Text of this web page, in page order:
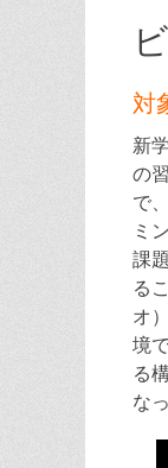
ン
メ
ニ
ュ
ー
対
新
の
で
ミ
課
る
オ
境
る
な